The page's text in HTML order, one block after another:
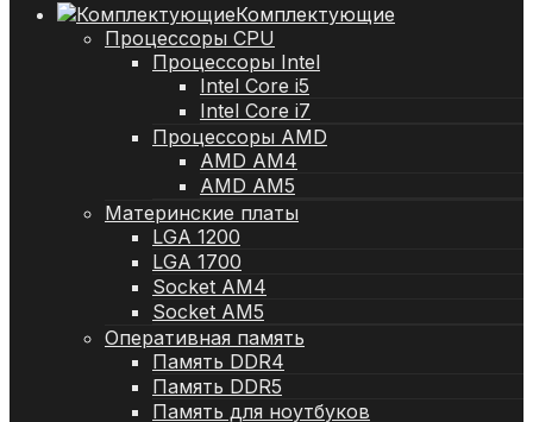
Комплектующие
Процессоры CPU
Процессоры Intel
Intel Core i5
Intel Core i7
Процессоры AMD
AMD AM4
AMD AM5
Материнские платы
LGA 1200
LGA 1700
Socket AM4
Socket AM5
Оперативная память
Память DDR4
Память DDR5
Память для ноутбуков